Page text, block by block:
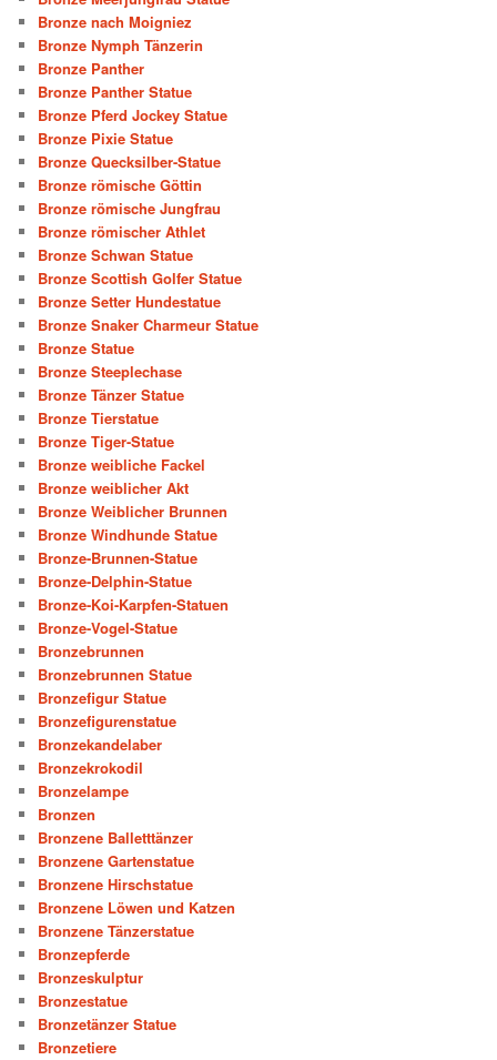
Bronze nach Moigniez
Bronze Nymph Tänzerin
Bronze Panther
Bronze Panther Statue
Bronze Pferd Jockey Statue
Bronze Pixie Statue
Bronze Quecksilber-Statue
Bronze römische Göttin
Bronze römische Jungfrau
Bronze römischer Athlet
Bronze Schwan Statue
Bronze Scottish Golfer Statue
Bronze Setter Hundestatue
Bronze Snaker Charmeur Statue
Bronze Statue
Bronze Steeplechase
Bronze Tänzer Statue
Bronze Tierstatue
Bronze Tiger-Statue
Bronze weibliche Fackel
Bronze weiblicher Akt
Bronze Weiblicher Brunnen
Bronze Windhunde Statue
Bronze-Brunnen-Statue
Bronze-Delphin-Statue
Bronze-Koi-Karpfen-Statuen
Bronze-Vogel-Statue
Bronzebrunnen
Bronzebrunnen Statue
Bronzefigur Statue
Bronzefigurenstatue
Bronzekandelaber
Bronzekrokodil
Bronzelampe
Bronzen
Bronzene Balletttänzer
Bronzene Gartenstatue
Bronzene Hirschstatue
Bronzene Löwen und Katzen
Bronzene Tänzerstatue
Bronzepferde
Bronzeskulptur
Bronzestatue
Bronzetänzer Statue
Bronzetiere